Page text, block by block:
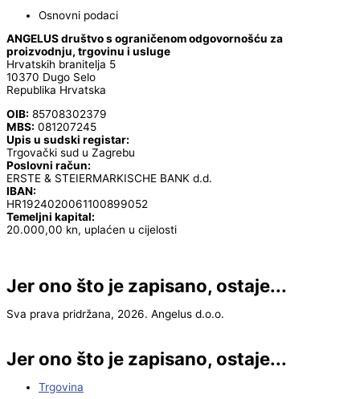
Osnovni podaci
ANGELUS društvo s ograničenom odgovornošću za
proizvodnju, trgovinu i usluge
Hrvatskih branitelja 5
10370 Dugo Selo
Republika Hrvatska
OIB: 85708302379
MBS: 081207245
Upis u sudski registar:
Trgovački sud u Zagrebu
Poslovni račun:
ERSTE & STEIERMARKISCHE BANK d.d.
IBAN:
HR1924020061100899052
Temeljni kapital:
20.000,00 kn, uplaćen u cijelosti
Jer ono što je zapisano, ostaje...
Sva prava pridržana, 2026. Angelus d.o.o.
Jer ono što je zapisano, ostaje...
Trgovina